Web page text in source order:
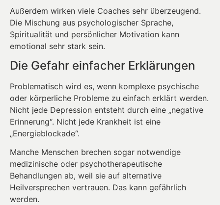
Außerdem wirken viele Coaches sehr überzeugend.
Die Mischung aus psychologischer Sprache,
Spiritualität und persönlicher Motivation kann
emotional sehr stark sein.
Die Gefahr einfacher Erklärungen
Problematisch wird es, wenn komplexe psychische
oder körperliche Probleme zu einfach erklärt werden.
Nicht jede Depression entsteht durch eine „negative
Erinnerung“. Nicht jede Krankheit ist eine
„Energieblockade“.
Manche Menschen brechen sogar notwendige
medizinische oder psychotherapeutische
Behandlungen ab, weil sie auf alternative
Heilversprechen vertrauen. Das kann gefährlich
werden.